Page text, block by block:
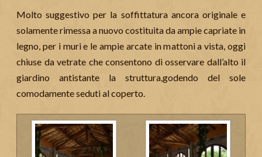
Molto suggestivo per la soffittatura ancora originale e
solamente rimessa a nuovo costituita da ampie capriate in
legno, per i muri e le ampie arcate in mattoni a vista, oggi
chiuse da vetrate che consentono di osservare dall’alto il
giardino antistante la struttura,godendo del sole
comodamente seduti al coperto.